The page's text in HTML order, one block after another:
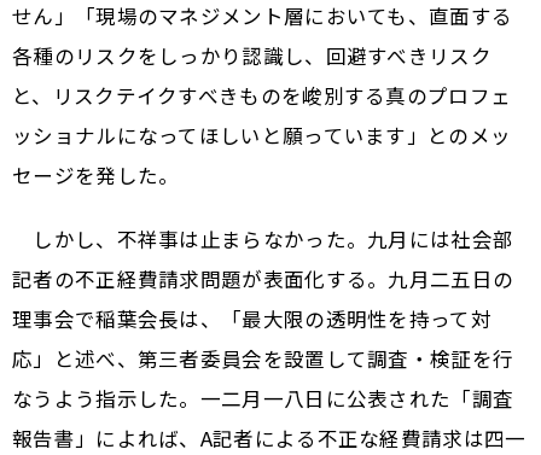
せん」「現場のマネジメント層においても、直面する
各種のリスクをしっかり認識し、回避すべきリスク
と、リスクテイクすべきものを峻別する真のプロフェ
ッショナルになってほしいと願っています」とのメッ
セージを発した。
しかし、不祥事は止まらなかった。九月には社会部
記者の不正経費請求問題が表面化する。九月二五日の
理事会で稲葉会長は、「最大限の透明性を持って対
応」と述べ、第三者委員会を設置して調査・検証を行
なうよう指示した。一二月一八日に公表された「調査
報告書」によれば、A記者による不正な経費請求は四一